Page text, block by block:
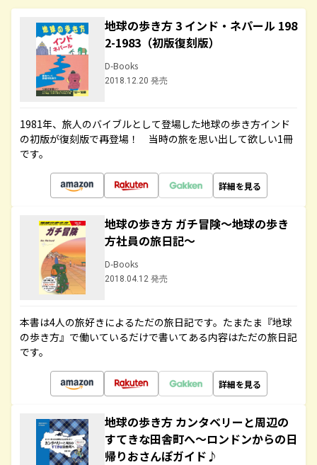
地球の歩き方 3 インド・ネパール 198
2-1983（初版復刻版）
D-Books
2018.12.20 発売
1981年、旅人のバイブルとして登場した地球の歩き方インド
の初版が復刻版で再登場！ 当時の旅を思い出して欲しい1冊
です。
詳細を見る
地球の歩き方 ガチ冒険～地球の歩き
方社員の旅日記～
D-Books
2018.04.12 発売
本書は4人の旅好きによるただの旅日記です。たまたま『地球
の歩き方』で働いているだけで書いてある内容はただの旅日記
です。
詳細を見る
地球の歩き方 カンタベリーと周辺の
すてきな田舎町へ～ロンドンからの日
帰りおさんぽガイド♪